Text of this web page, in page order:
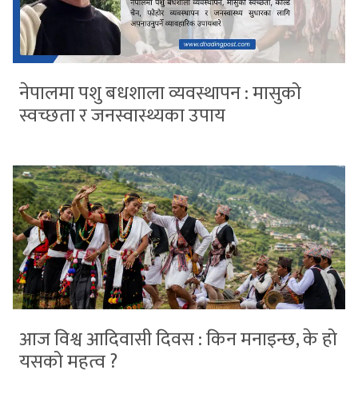
नेपालमा पशु बधशाला व्यवस्थापन : मासुको
स्वच्छता र जनस्वास्थ्यका उपाय
आज विश्व आदिवासी दिवस : किन मनाइन्छ, के हो
यसको महत्व ?